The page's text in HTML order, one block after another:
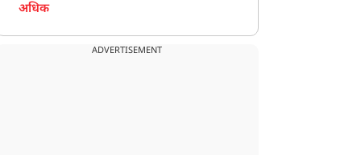
अधिक
ADVERTISEMENT